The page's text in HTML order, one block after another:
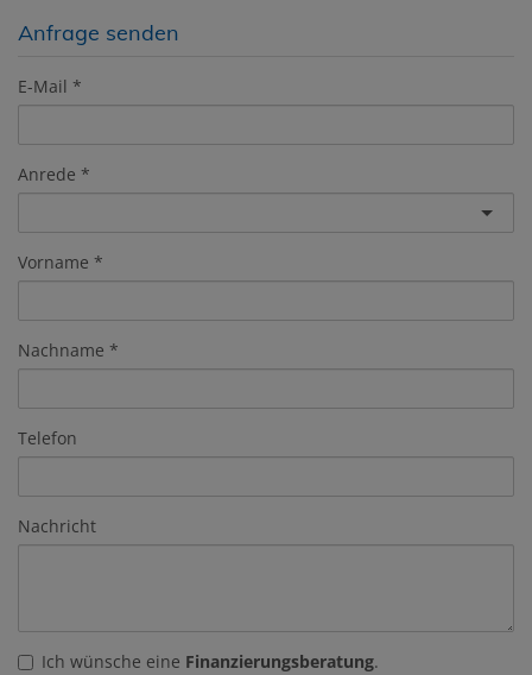
Anfrage senden
E-Mail
Anrede
Vorname
Nachname
Telefon
Nachricht
Ich wünsche eine Finanzierungsberatung.